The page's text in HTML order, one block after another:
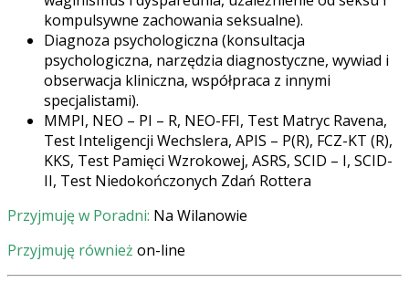
kompulsywne zachowania seksualne).
Diagnoza psychologiczna (konsultacja
psychologiczna, narzędzia diagnostyczne, wywiad i
obserwacja kliniczna, współpraca z innymi
specjalistami).
MMPI, NEO – PI – R, NEO-FFI, Test Matryc Ravena,
Test Inteligencji Wechslera, APIS – P(R), FCZ-KT (R),
KKS, Test Pamięci Wzrokowej, ASRS, SCID – I, SCID-
II, Test Niedokończonych Zdań Rottera
Przyjmuję w Poradni: Na Wilanowie
Przyjmuję również on-line